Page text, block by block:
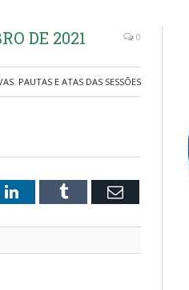
DE 2021 0
, PAUTAS E ATAS DAS SESSÕES
LinkedInTumblr Email